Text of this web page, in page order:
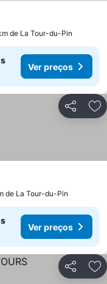
de La Tour-du-Pin
Ver preços
Partilhar
preços
de La Tour-du-Pin
Ver preços
Partilhar